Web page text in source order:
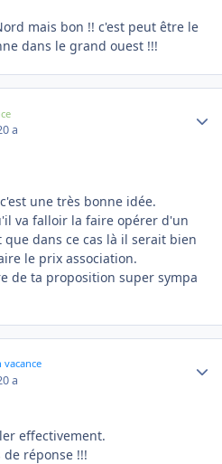
mais bon !! c'est peut être le
dans le grand ouest !!!
a
une très bonne idée.
va falloir la faire opérer d'un
dans ce cas là il serait bien
le prix association.
de ta proposition super sympa
vacance
a
effectivement.
de réponse !!!